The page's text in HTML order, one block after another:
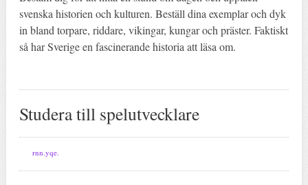
svenska historien och kulturen. Beställ dina exemplar och dyk
in bland torpare, riddare, vikingar, kungar och präster. Faktiskt
så har Sverige en fascinerande historia att läsa om.
Studera till spelutvecklare
rnn.yqe.